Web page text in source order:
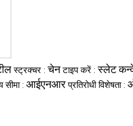
स्ट्रक्चर :चेन टाइप करें :स्लेट
सीमा : आईएनआर प्रतिरोधी विशेषता :